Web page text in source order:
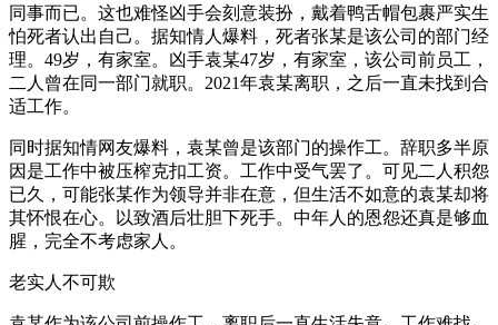
同事而已。这也难怪凶手会刻意装扮，戴着鸭舌帽包裹严实生
怕死者认出自己。据知情人爆料，死者张某是该公司的部门经
理。49岁，有家室。凶手袁某47岁，有家室，该公司前员工，
二人曾在同一部门就职。2021年袁某离职，之后一直未找到合
适工作。
同时据知情网友爆料，袁某曾是该部门的操作工。辞职多半原
因是工作中被压榨克扣工资。工作中受气罢了。可见二人积怨
已久，可能张某作为领导并非在意，但生活不如意的袁某却将
其怀恨在心。以致酒后壮胆下死手。中年人的恩怨还真是够血
腥，完全不考虑家人。
老实人不可欺